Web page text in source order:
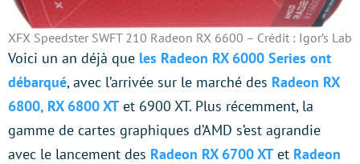
XFX Speedster SWFT 210 Radeon RX 6600 – Crédit : Igor’s Lab
Voici un an déjà que les Radeon RX 6000 Series ont
débarqué, avec l’arrivée sur le marché des Radeon RX
6800, RX 6800 XT et 6900 XT. Plus récemment, la
gamme de cartes graphiques d’AMD s’est agrandie
avec le lancement des Radeon RX 6700 XT et Radeon